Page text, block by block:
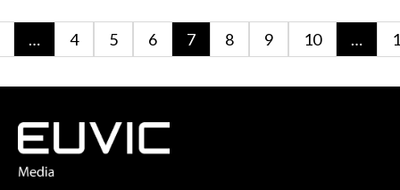
… 4 5 6 7 8 9 10 …